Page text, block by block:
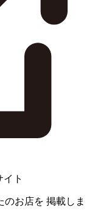
ト
のお店を 掲載しま